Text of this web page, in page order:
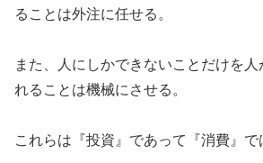
ることは外注に任せる。
また、人にしかできないことだけを
れることは機械にさせる。
これらは『投資』であって『消費』で